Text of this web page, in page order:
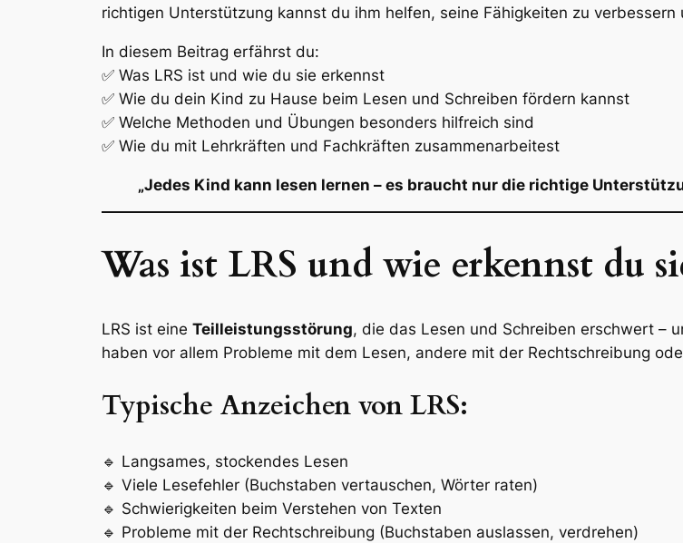
richtigen Unterstützung kannst du ihm helfen, seine Fähigkeiten zu
In diesem Beitrag erfährst du:
✅ Was LRS ist und wie du sie erkennst
✅ Wie du dein Kind zu Hause beim Lesen und Schreiben fördern kannst
✅ Welche Methoden und Übungen besonders hilfreich sind
✅ Wie du mit Lehrkräften und Fachkräften zusammenarbeitest
„Jedes Kind kann lesen lernen – es braucht nur die richtige
Was ist LRS und wie erkennst du
LRS ist eine Teilleistungsstörung, die das Lesen und Schreiben erschwert –
haben vor allem Probleme mit dem Lesen, andere mit der Rechtschreibung
Typische Anzeichen von LRS:
🔹 Langsames, stockendes Lesen
🔹 Viele Lesefehler (Buchstaben vertauschen, Wörter raten)
🔹 Schwierigkeiten beim Verstehen von Texten
🔹 Probleme mit der Rechtschreibung (Buchstaben auslassen, verdrehen)